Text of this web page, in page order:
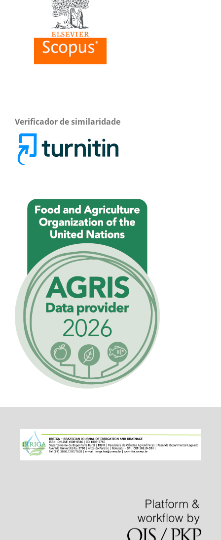
Verificador de similaridade